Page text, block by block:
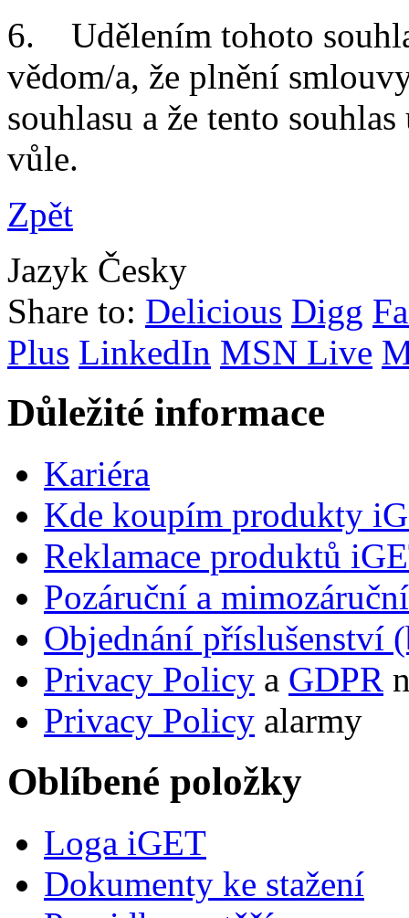
6. Udělením tohoto
vědom/a, že plnění
souhlasu a že tento
vůle.
Zpět
Jazyk Česky
Share to: Delicious Digg
Plus LinkedIn MSN Live
Důležité informace
Kariéra
Kde koupím produkty
Reklamace produktů
Pozáruční a
Objednání příslušenství
Privacy Policy a GDPR
Privacy Policy alarmy
Oblíbené položky
Loga iGET
Dokumenty ke stažení